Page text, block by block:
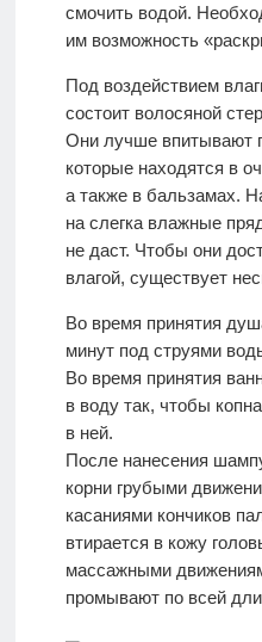
смочить водой.
им возможность
Под воздействием
состоит волосяной
Они лучше впитывают
которые находятся в
а также в бальзамах.
на слегка влажные
не даст. Чтобы они
Во время принятия
минут под струями
Во время принятия
в воду так, чтобы
в ней.
После нанесения
корни грубыми
касаниями кончиков
втирается в кожу
массажными
промывают по всей